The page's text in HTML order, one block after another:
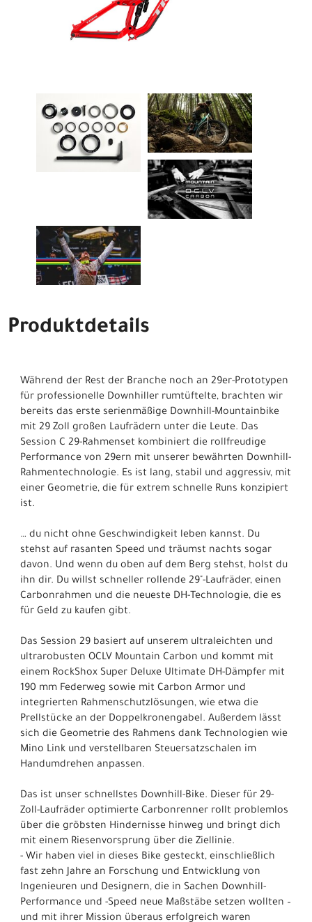
Produktdetails
Während der Rest der Branche noch an 29er-Prototypen
für professionelle Downhiller rumtüftelte, brachten wir
bereits das erste serienmäßige Downhill-Mountainbike
mit 29 Zoll großen Laufrädern unter die Leute. Das
Session C 29-Rahmenset kombiniert die rollfreudige
Performance von 29ern mit unserer bewährten Downhill-
Rahmentechnologie. Es ist lang, stabil und aggressiv, mit
einer Geometrie, die für extrem schnelle Runs konzipiert
ist.
… du nicht ohne Geschwindigkeit leben kannst. Du
stehst auf rasanten Speed und träumst nachts sogar
davon. Und wenn du oben auf dem Berg stehst, holst du
ihn dir. Du willst schneller rollende 29"-Laufräder, einen
Carbonrahmen und die neueste DH-Technologie, die es
für Geld zu kaufen gibt.
Das Session 29 basiert auf unserem ultraleichten und
ultrarobusten OCLV Mountain Carbon und kommt mit
einem RockShox Super Deluxe Ultimate DH-Dämpfer mit
190 mm Federweg sowie mit Carbon Armor und
integrierten Rahmenschutzlösungen, wie etwa die
Prellstücke an der Doppelkronengabel. Außerdem lässt
sich die Geometrie des Rahmens dank Technologien wie
Mino Link und verstellbaren Steuersatzschalen im
Handumdrehen anpassen.
Das ist unser schnellstes Downhill-Bike. Dieser für 29-
Zoll-Laufräder optimierte Carbonrenner rollt problemlos
über die gröbsten Hindernisse hinweg und bringt dich
mit einem Riesenvorsprung über die Ziellinie.
- Wir haben viel in dieses Bike gesteckt, einschließlich
fast zehn Jahre an Forschung und Entwicklung von
Ingenieuren und Designern, die in Sachen Downhill-
Performance und -Speed neue Maßstäbe setzen wollten –
und mit ihrer Mission überaus erfolgreich waren